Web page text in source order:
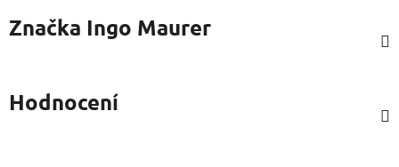
Značka Ingo Maurer
Hodnocení